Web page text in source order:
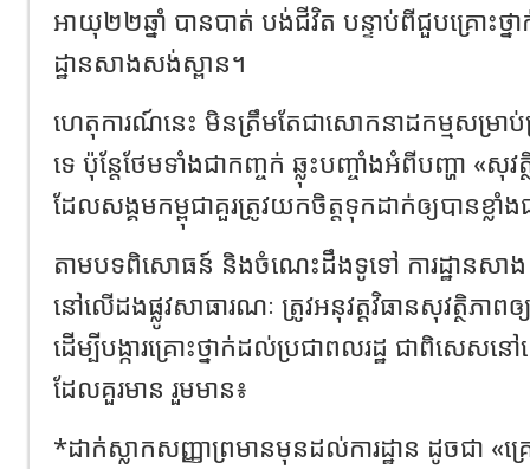
អាយុ២២ឆ្នាំ បានបាត់ បង់ជីវិត បន្ទាប់ពីជួបគ្រោះថ្ន
ដ្ឋានសាងសង់ស្ពាន។
ហេតុការណ៍នេះ មិនត្រឹមតែជាសោកនាដកម្មសម្រាប់
ទេ ប៉ុន្តែថែមទាំងជាកញ្ចក់ ឆ្លុះបញ្ចាំងអំពីបញ្ហា «សុវ
ដែលសង្គមកម្ពុជាគួរត្រូវយកចិត្តទុកដាក់ឲ្យបានខ្លាំង
តាមបទពិសោធន៍ និងចំណេះដឹងទូទៅ ការដ្ឋានសាង
នៅលើដងផ្លូវសាធារណៈ ត្រូវអនុវត្តវិធានសុវត្ថិភាព
ដើម្បីបង្ការគ្រោះថ្នាក់ដល់ប្រជាពលរដ្ឋ ជាពិសេ
ដែលគួរមាន រួមមាន៖
*ដាក់ស្លាកសញ្ញាព្រមានមុនដល់ការដ្ឋាន ដូចជា «គ្